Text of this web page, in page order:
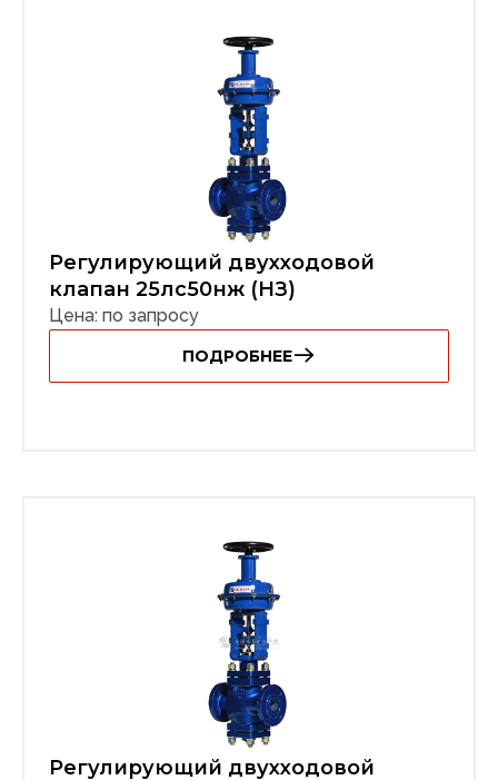
Регулирующий двухходовой
клапан 25лс50нж (НЗ)
Цена: по запросу
ПОДРОБНЕЕ
Регулирующий двухходовой